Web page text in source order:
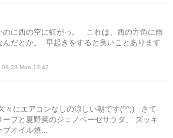
のに西の空に虹がっ。 これは、西の方角に雨
んだとか。 早起きをすると良いことあります
Mon 13:42
々にエアコンなしの涼しい朝です(^^;) さて
ブと夏野菜のジェノベーゼサラダ、 ズッキ
オイル焼...